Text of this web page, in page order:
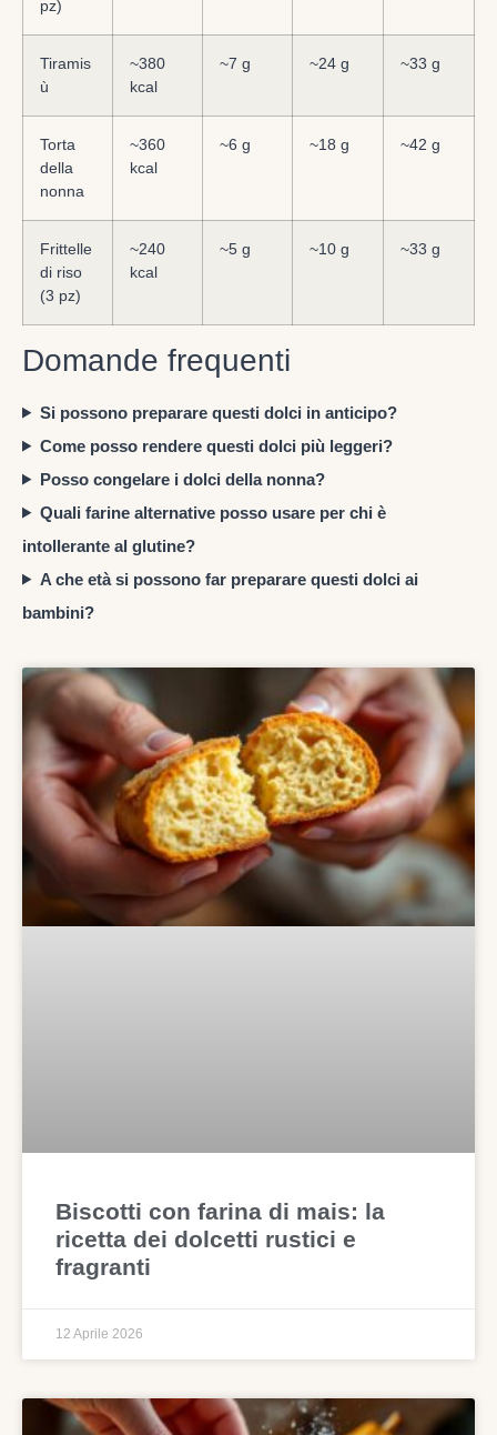
Biscotti con farina di mais: la
ricetta dei dolcetti rustici e
fragranti
12 Aprile 2026
pz)
Tiramis
ù
~380
kcal
~7 g ~24 g ~33 g
Torta
della
nonna
~360
kcal
~6 g ~18 g ~42 g
Frittelle
di riso
(3 pz)
~240
kcal
~5 g ~10 g ~33 g
Domande frequenti
Si possono preparare questi dolci in anticipo?
Come posso rendere questi dolci più leggeri?
Posso congelare i dolci della nonna?
Quali farine alternative posso usare per chi è
intollerante al glutine?
A che età si possono far preparare questi dolci ai
bambini?